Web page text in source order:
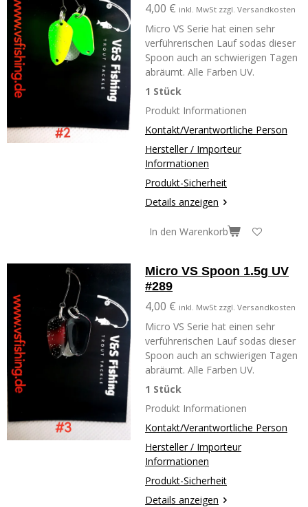
4,00 € inkl. MwSt zzgl. Versandkosten
Micro VS Serie hat einen sehr
verführerischen Lauf sodas dieser
Spoon auch an schwierigen Tagen
abräumt. Alle Farben UV.
1 Stück
Produkt Informationen
Kontakt/Verantwortliche Person
Hersteller / Importeur
Informationen
Produkt-Sicherheit
Details anzeigen
In den Warenkorb
Micro VS Spoon 1.5g UV
#289
4,00 € inkl. MwSt zzgl. Versandkosten
Micro VS Serie hat einen sehr
verführerischen Lauf sodas dieser
Spoon auch an schwierigen Tagen
abräumt. Alle Farben UV.
1 Stück
Produkt Informationen
Kontakt/Verantwortliche Person
Hersteller / Importeur
Informationen
Produkt-Sicherheit
Details anzeigen